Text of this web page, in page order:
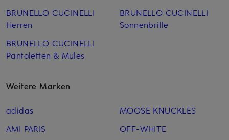
BRUNELLO CUCINELLI
Herren
BRUNELLO CUCINELLI
Pantoletten & Mules
BRUNELLO CUCINELLI
Sonnenbrille
Weitere Marken
adidas
AMI PARIS
MOOSE KNUCKLES
OFF-WHITE